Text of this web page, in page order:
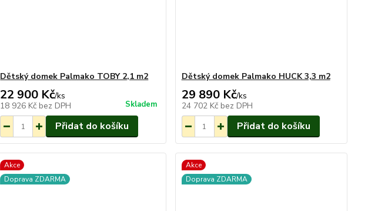
Dětský domek Palmako TOBY 2,1 m2
22 900 Kč/ks
18 926 Kč bez DPH Skladem
Přidat do košíku
Dětský domek Palmako HUCK 3,3 m2
29 890 Kč/ks
24 702 Kč bez DPH
Přidat do košíku
Akce
Doprava ZDARMA
Akce
Doprava ZDARMA